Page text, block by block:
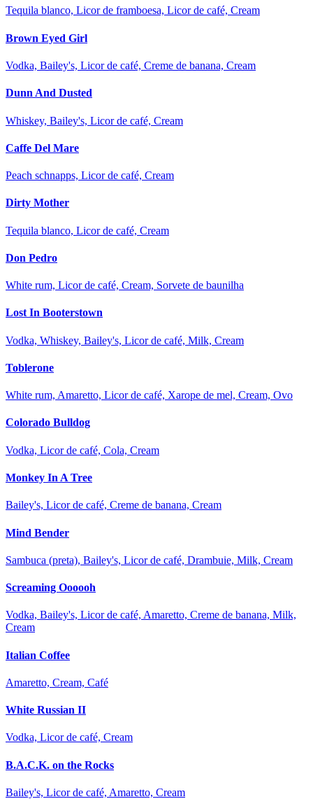
Tequila blanco, Licor de framboesa, Licor de café, Cream
Brown Eyed Girl
Vodka, Bailey's, Licor de café, Creme de banana, Cream
Dunn And Dusted
Whiskey, Bailey's, Licor de café, Cream
Caffe Del Mare
Peach schnapps, Licor de café, Cream
Dirty Mother
Tequila blanco, Licor de café, Cream
Don Pedro
White rum, Licor de café, Cream, Sorvete de baunilha
Lost In Booterstown
Vodka, Whiskey, Bailey's, Licor de café, Milk, Cream
Toblerone
White rum, Amaretto, Licor de café, Xarope de mel, Cream, Ovo
Colorado Bulldog
Vodka, Licor de café, Cola, Cream
Monkey In A Tree
Bailey's, Licor de café, Creme de banana, Cream
Mind Bender
Sambuca (preta), Bailey's, Licor de café, Drambuie, Milk, Cream
Screaming Oooooh
Vodka, Bailey's, Licor de café, Amaretto, Creme de banana, Milk,
Cream
Italian Coffee
Amaretto, Cream, Café
White Russian II
Vodka, Licor de café, Cream
B.A.C.K. on the Rocks
Bailey's, Licor de café, Amaretto, Cream